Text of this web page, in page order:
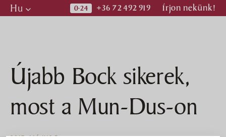
De
Hu +36 72 492 919 Írjon nekünk!
Újabb Bock sikerek,
most a Mun-Dus-on
Programok
Kiadványok